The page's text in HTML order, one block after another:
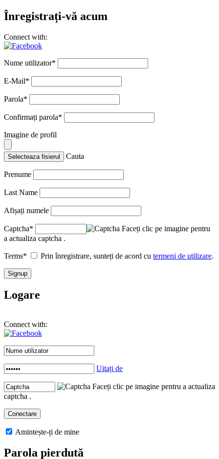
Înregistrați-vă acum
Connect with:
Nume utilizator*
E-Mail*
Parola*
Confirmați parola*
Imagine de profil
Selecteaza fisierul Cauta
Prenume
Last Name
Afișați numele
Captcha*
Faceți clic pe imagine pentru
a actualiza captcha .
Terms* Prin înregistrare, sunteți de acord cu termeni de utilizare.
Logare
Connect with:
Uitați de
Faceți clic pe imagine pentru a actualiza
captcha .
Amintește-ți de mine
Parola pierdută